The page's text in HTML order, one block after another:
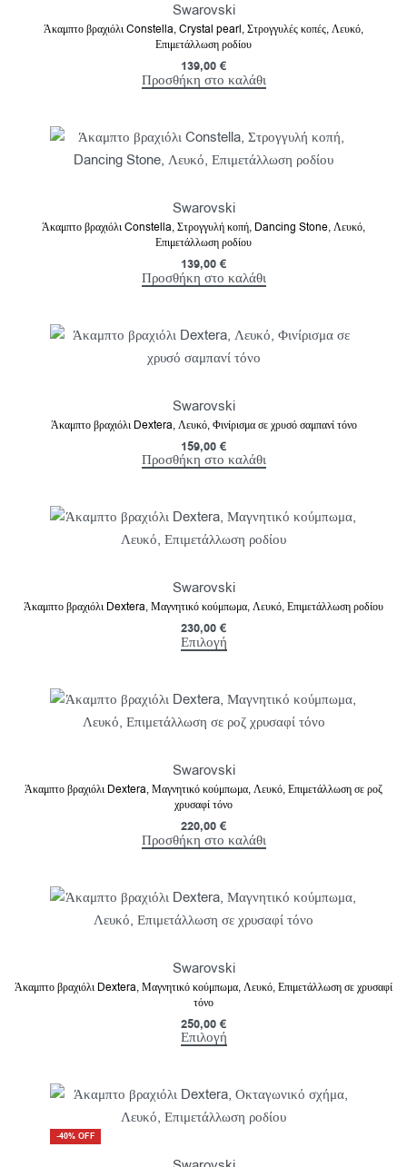
Swarovski
Άκαμπτο βραχιόλι Constella, Crystal pearl, Στρογγυλές κοπές, Λευκό,
Επιμετάλλωση ροδίου
139,00 €
Προσθήκη στο καλάθι
Swarovski
Άκαμπτο βραχιόλι Constella, Στρογγυλή κοπή, Dancing Stone, Λευκό,
Επιμετάλλωση ροδίου
139,00 €
Προσθήκη στο καλάθι
Swarovski
Άκαμπτο βραχιόλι Dextera, Λευκό, Φινίρισμα σε χρυσό σαμπανί τόνο
159,00 €
Προσθήκη στο καλάθι
Swarovski
Άκαμπτο βραχιόλι Dextera, Μαγνητικό κούμπωμα, Λευκό, Επιμετάλλωση ροδίου
230,00 €
Επιλογή
Swarovski
Άκαμπτο βραχιόλι Dextera, Μαγνητικό κούμπωμα, Λευκό, Επιμετάλλωση σε ροζ
χρυσαφί τόνο
220,00 €
Προσθήκη στο καλάθι
Swarovski
Άκαμπτο βραχιόλι Dextera, Μαγνητικό κούμπωμα, Λευκό, Επιμετάλλωση σε χρυσαφί
τόνο
250,00 €
Επιλογή
-40% OFF